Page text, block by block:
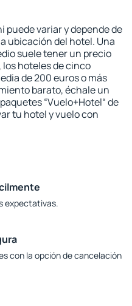
puede variar y depende de
ubicación del hotel. Una
suele tener un precio
los hoteles de cinco
de 200 euros o más
barato, échale un
“Vuelo+Hotel“ de
tu hotel y vuelo con
expectativas.
con la opción de cancelación